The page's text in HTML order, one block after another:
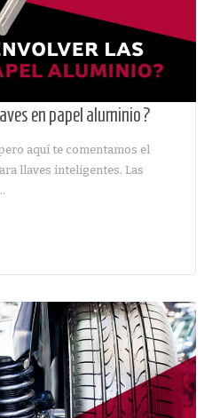
en papel aluminio?
aquí te comentamos el
llaves inteligentes. Las